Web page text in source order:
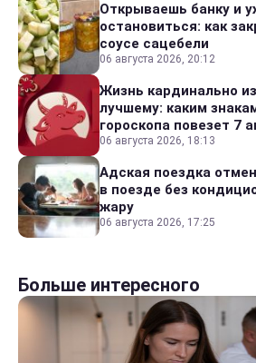
Открываешь банку и
остановиться: как
соусе сацебели
06 августа 2026, 20:12
Жизнь кардинально
лучшему: каким
гороскопа повезет 7
06 августа 2026, 18:13
Адская поездка
в поезде без
жару
06 августа 2026, 17:25
Больше интересного